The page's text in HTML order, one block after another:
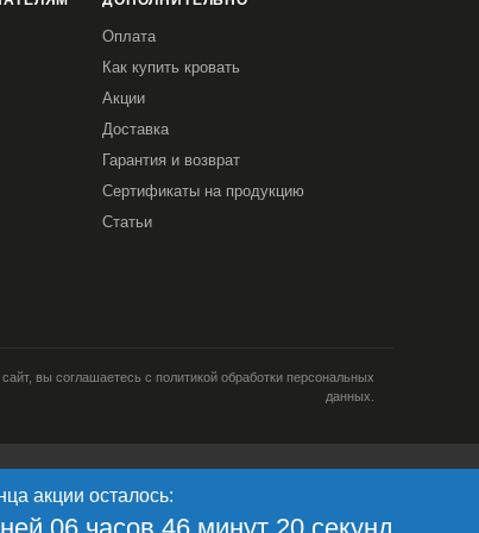
акции осталось:
Оплата
Как купить кровать
Акции
Доставка
Гарантия и возврат
Сертификаты на продукцию
Статьи
вы соглашаетесь с политикой обработки персональных
данных.
ОС и
и